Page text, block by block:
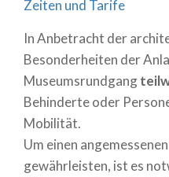
Zeiten und Tarife
In Anbetracht der
Besonderheiten der
Museumsrundgang
Behinderte oder
Mobilität.
Um einen
gewährleisten, ist es